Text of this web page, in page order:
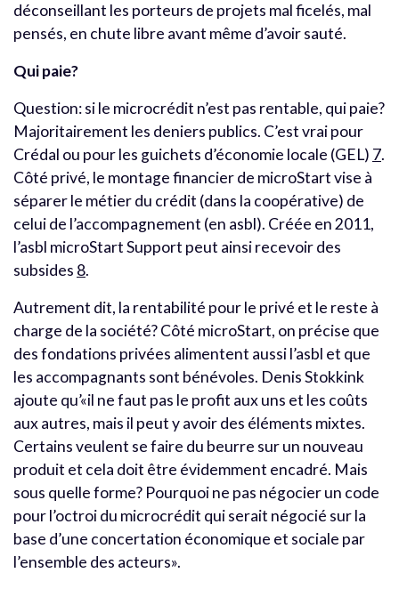
déconseillant les porteurs de projets mal ficelés, mal
pensés, en chute libre avant même d’avoir sauté.
Qui paie?
Question: si le microcrédit n’est pas rentable, qui paie?
Majoritairement les deniers publics. C’est vrai pour
Crédal ou pour les guichets d’économie locale (GEL) 7.
Côté privé, le montage financier de microStart vise à
séparer le métier du crédit (dans la coopérative) de
celui de l’accompagnement (en asbl). Créée en 2011,
l’asbl microStart Support peut ainsi recevoir des
subsides 8.
Autrement dit, la rentabilité pour le privé et le reste à
charge de la société? Côté microStart, on précise que
des fondations privées alimentent aussi l’asbl et que
les accompagnants sont bénévoles. Denis Stokkink
ajoute qu’«il ne faut pas le profit aux uns et les coûts
aux autres, mais il peut y avoir des éléments mixtes.
Certains veulent se faire du beurre sur un nouveau
produit et cela doit être évidemment encadré. Mais
sous quelle forme? Pourquoi ne pas négocier un code
pour l’octroi du microcrédit qui serait négocié sur la
base d’une concertation économique et sociale par
l’ensemble des acteurs».